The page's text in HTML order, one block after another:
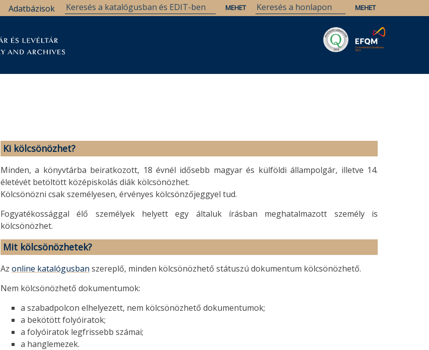
Adatbázisok
Ki kölcsönözhet?
Minden, a könyvtárba beiratkozott, 18 évnél idősebb magyar és külföldi állampolgár, illetve 14.
életévét betöltött középiskolás diák kölcsönözhet.
Kölcsönözni csak személyesen, érvényes kölcsönzőjeggyel tud.
Fogyatékossággal élő személyek helyett egy általuk írásban meghatalmazott személy is
kölcsönözhet.
Mit kölcsönözhetek?
Az online katalógusban szereplő, minden kölcsönözhető státuszú dokumentum kölcsönözhető.
Nem kölcsönözhető dokumentumok:
a szabadpolcon elhelyezett, nem kölcsönözhető dokumentumok;
a bekötött folyóiratok;
a folyóiratok legfrissebb számai;
a hanglemezek.